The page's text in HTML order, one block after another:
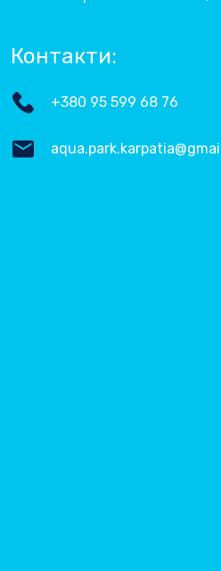
Контакти:
+380 95 599 68 76